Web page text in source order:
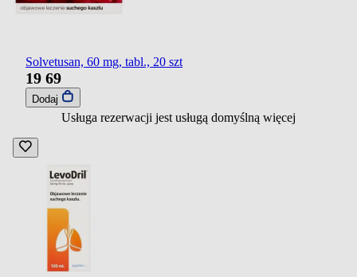
Solvetusan, 60 mg, tabl., 20 szt
19 69
Dodaj
Usługa rezerwacji jest usługą domyślną więcej